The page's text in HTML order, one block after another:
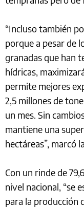
“Incluso también
porque a pesar de
granadas que han
hídricas,
permite mejores
2,5 millones de
un mes. Sin
mantiene una
hectáreas”, marcó
Con un rinde de
nivel nacional, “se
para la producción